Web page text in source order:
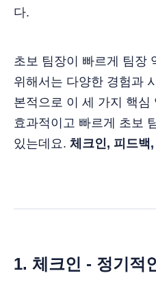
다.
초보 팀장이 빠르게 팀장
위해서는 다양한 경험과
본적으로 이 세 가지 핵심
효과적이고 빠르게 초보
있는데요. 체크인, 피드백
1. 체크인 - 정기적